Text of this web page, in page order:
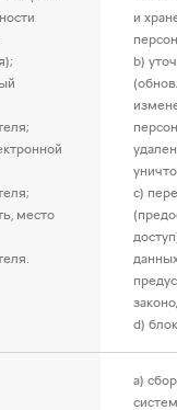
место
и
b)
c)
d)
a)